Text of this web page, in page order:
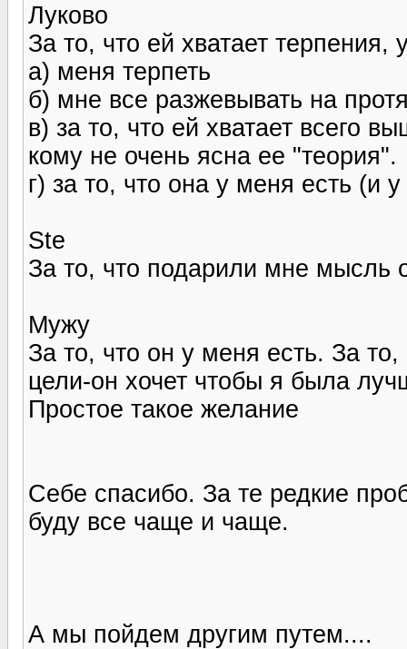
Луково
За то, что ей хватает терпения,
а) меня терпеть
б) мне все разжевывать на
в) за то, что ей хватает всего
кому не очень ясна ее "теория".
г) за то, что она у меня есть (и
Ste
За то, что подарили мне мысль
Мужу
За то, что он у меня есть. За
цели-он хочет чтобы я была
Простое такое желание
Себе спасибо. За те редкие
буду все чаще и чаще.
А мы пойдем другим путем....